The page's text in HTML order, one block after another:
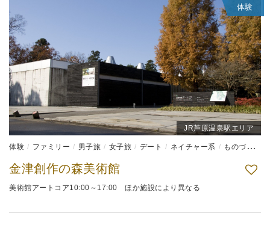
体験
JR芦原温泉駅エリア
体験 ファミリー 男子旅 女子旅 デート ネイチャー系 ものづくり体験
金津創作の森美術館
美術館アートコア10:00～17:00 ほか施設により異なる